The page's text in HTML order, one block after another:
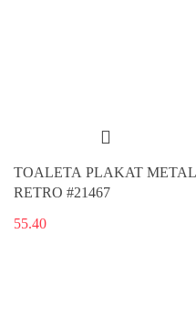
TOALETA PLAKAT
RETRO #21467
55.40